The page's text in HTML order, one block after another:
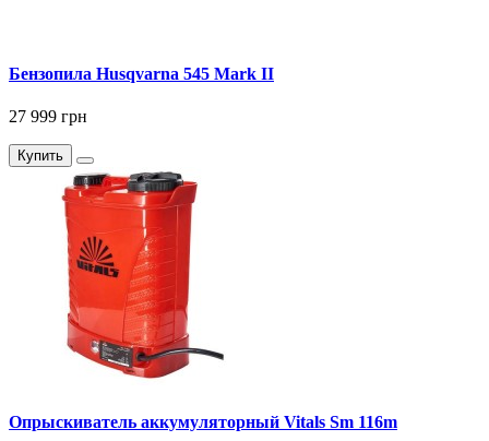
Бензопила Husqvarna 545 Mark II
27 999 грн
Купить
Опрыскиватель аккумуляторный Vitals Sm 116m